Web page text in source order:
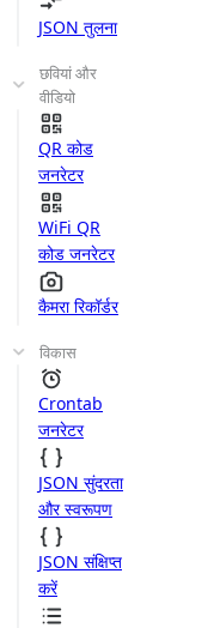
JSON तुलना
छवियां और
वीडियो
QR कोड
जनरेटर
WiFi QR
कोड जनरेटर
कैमरा रिकॉर्डर
विकास
Crontab
जनरेटर
JSON सुंदरता
और स्वरूपण
JSON संक्षिप्त
करें